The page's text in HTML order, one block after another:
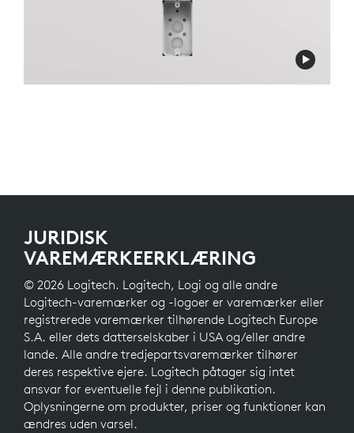
JURIDISK
VAREMÆRKEERKLÆRING
© 2026 Logitech. Logitech, Logi og alle andre
Logitech-varemærker og -logoer er varemærker eller
registrerede varemærker tilhørende Logitech Europe
S.A. eller dets datterselskaber i USA og/eller andre
lande. Alle andre tredjepartsvaremærker tilhører
deres respektive ejere. Logitech påtager sig intet
ansvar for eventuelle fejl i denne publikation.
Oplysningerne om produkter, priser og funktioner kan
ændres uden varsel.